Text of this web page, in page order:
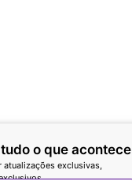
o que acontece
atualizações exclusivas,